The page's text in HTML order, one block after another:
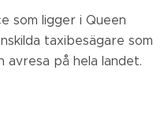
som ligger i Queen
taxibesägare som
avresa på hela landet.